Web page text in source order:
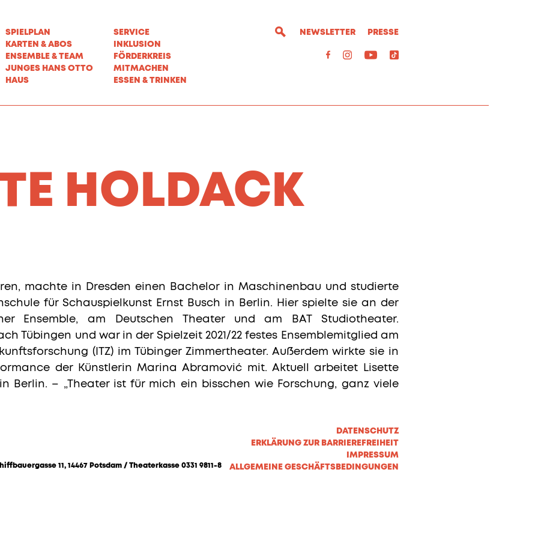
SPIELPLAN
KARTEN & ABOS
ENSEMBLE & TEAM
JUNGES HANS OTTO
HAUS
SERVICE
INKLUSION
FÖRDERKREIS
MITMACHEN
ESSEN & TRINKEN
NEWSLETTER PRESSE
HOLDACK
machte in Dresden einen Bachelor in Maschinenbau und studierte
für Schauspielkunst Ernst Busch in Berlin. Hier spielte sie an der
Ensemble, am Deutschen Theater und am BAT Studiotheater.
Tübingen und war in der Spielzeit 2021/22 festes Ensemblemitglied am
(ITZ) im Tübinger Zimmertheater. Außerdem wirkte sie in
der Künstlerin Marina Abramović mit. Aktuell arbeitet Lisette
Berlin. – „Theater ist für mich ein bisschen wie Forschung, ganz viele
11, 14467 Potsdam / Theaterkasse 0331 9811-8
DATENSCHUTZ
ERKLÄRUNG ZUR BARRIEREFREIHEIT
IMPRESSUM
ALLGEMEINE GESCHÄFTSBEDINGUNGEN